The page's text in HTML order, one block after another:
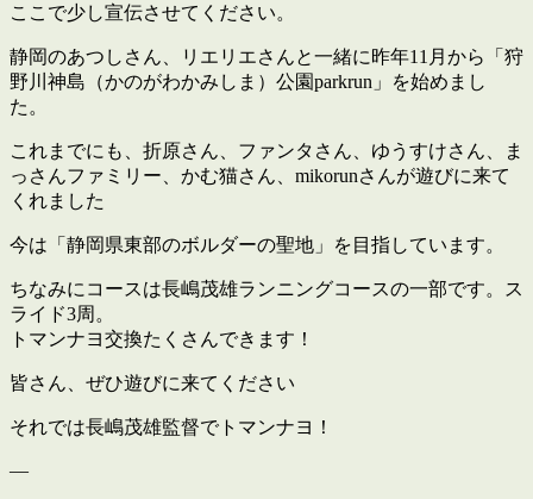
ここで少し宣伝させてください。
静岡のあつしさん、リエリエさんと一緒に昨年11月から「狩
野川神島（かのがわかみしま）公園parkrun」を始めまし
た。
これまでにも、折原さん、ファンタさん、ゆうすけさん、ま
っさんファミリー、かむ猫さん、mikorunさんが遊びに来て
くれました
今は「静岡県東部のボルダーの聖地」を目指しています。
ちなみにコースは長嶋茂雄ランニングコースの一部です。ス
ライド3周。
トマンナヨ交換たくさんできます！
皆さん、ぜひ遊びに来てください
それでは長嶋茂雄監督でトマンナヨ！
—